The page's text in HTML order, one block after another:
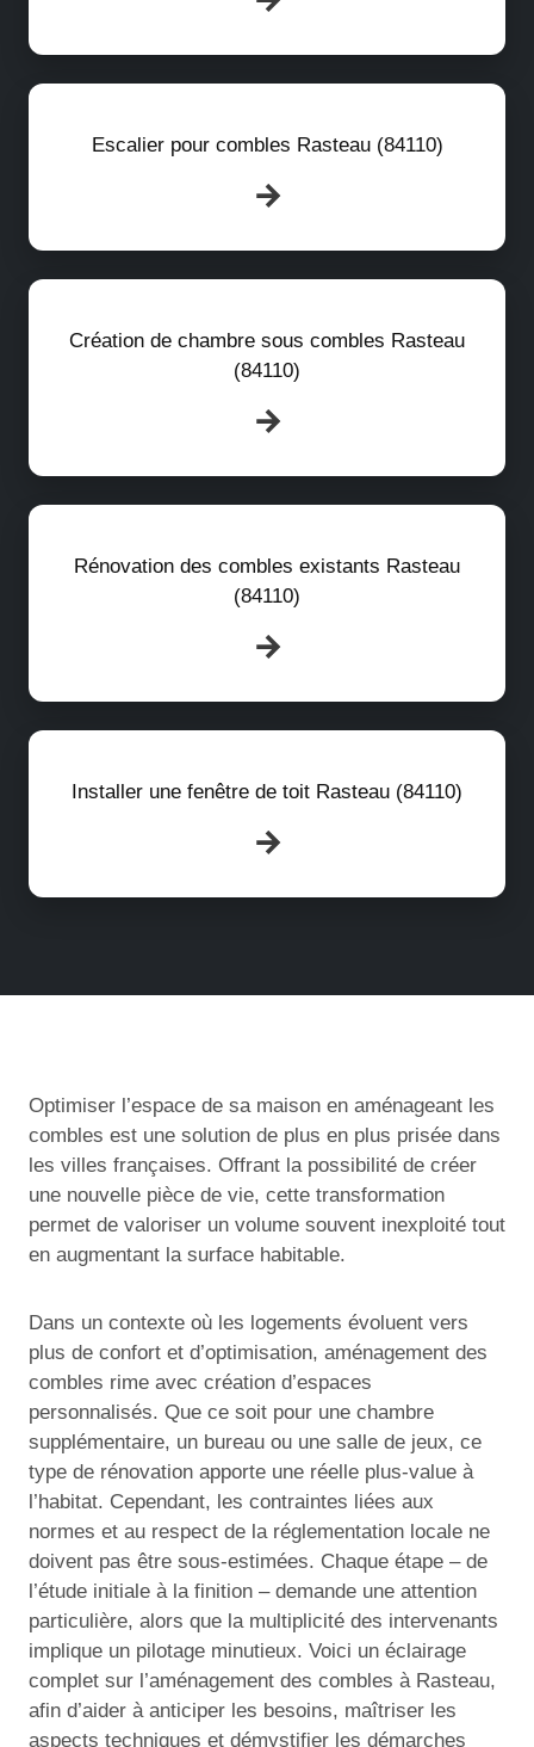
Escalier pour combles Rasteau (84110)
Création de chambre sous combles Rasteau
(84110)
Rénovation des combles existants Rasteau
(84110)
Installer une fenêtre de toit Rasteau (84110)
Optimiser l’espace de sa maison en aménageant les
combles est une solution de plus en plus prisée dans
les villes françaises. Offrant la possibilité de créer
une nouvelle pièce de vie, cette transformation
permet de valoriser un volume souvent inexploité tout
en augmentant la surface habitable.
Dans un contexte où les logements évoluent vers
plus de confort et d’optimisation, aménagement des
combles rime avec création d’espaces
personnalisés. Que ce soit pour une chambre
supplémentaire, un bureau ou une salle de jeux, ce
type de rénovation apporte une réelle plus-value à
l’habitat. Cependant, les contraintes liées aux
normes et au respect de la réglementation locale ne
doivent pas être sous-estimées. Chaque étape – de
l’étude initiale à la finition – demande une attention
particulière, alors que la multiplicité des intervenants
implique un pilotage minutieux. Voici un éclairage
complet sur l’aménagement des combles à Rasteau,
afin d’aider à anticiper les besoins, maîtriser les
aspects techniques et démystifier les démarches